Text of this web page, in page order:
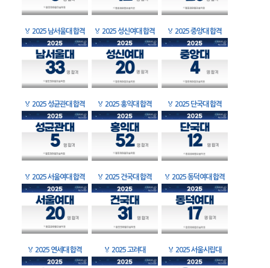
🏅 2025 남서울대 합격 🏅 2025 성신여대 합격 🏅 2025 중앙대 합격
🏅 2025 성균관대 합격 🏅 2025 홍익대 합격 🏅 2025 단국대 합격
🏅 2025 서울여대 합격 🏅 2025 건국대 합격 🏅 2025 동덕여대 합격
🏅 2025 연세대 합격 🏅 2025 고려대 🏅 2025 서울시립대